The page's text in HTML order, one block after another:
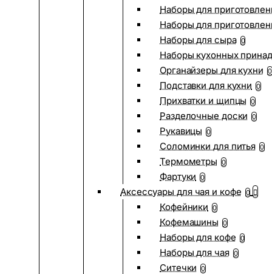
Наборы для
Наборы для
Наборы для сыра 0
Наборы кухонных
Органайзеры для кухни 0
Подставки для кухни 0
Прихватки и щипцы 0
Разделочные доски 0
Рукавицы 0
Соломинки для питья 0
Термометры 0
Фартуки 0
Аксессуары для чая и кофе 0
Кофейники 0
Кофемашины 0
Наборы для кофе 0
Наборы для чая 0
Ситечки 0